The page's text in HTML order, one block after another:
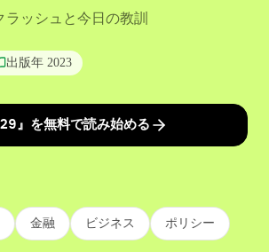
ッシュと今日の教訓
出版年 2023
』を無料で読み始める
金融 ビジネス ポリシー